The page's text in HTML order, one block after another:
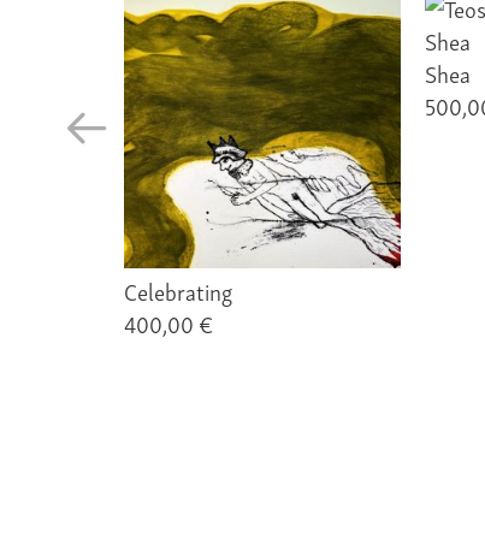
Celebrating
400,00 €
Shea